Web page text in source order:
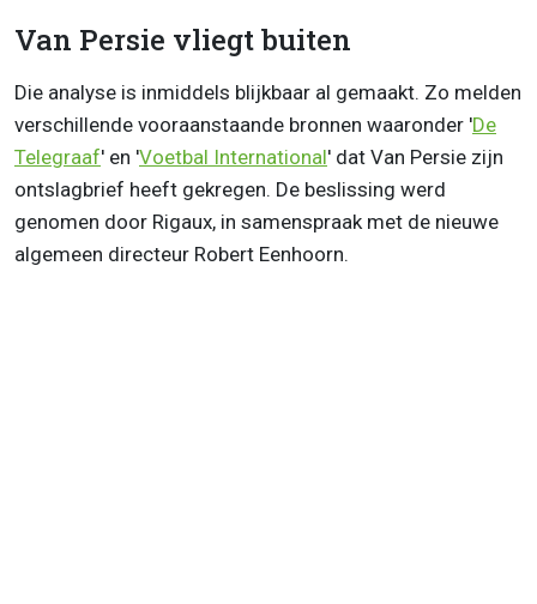
Van Persie vliegt buiten
Die analyse is inmiddels blijkbaar al gemaakt. Zo melden
verschillende vooraanstaande bronnen waaronder 'De
Telegraaf' en 'Voetbal International' dat Van Persie zijn
ontslagbrief heeft gekregen. De beslissing werd
genomen door Rigaux, in samenspraak met de nieuwe
algemeen directeur Robert Eenhoorn.